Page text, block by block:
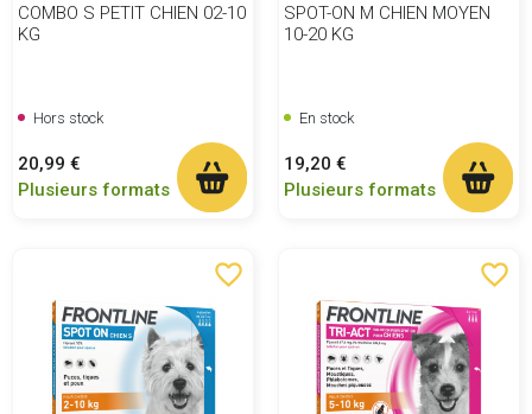
COMBO S PETIT CHIEN 02-10
KG
Hors stock
Prix
20,99 €
Plusieurs formats
SPOT-ON M CHIEN MOYEN
10-20 KG
En stock
Prix
19,20 €
Plusieurs formats
favorite_border favorite_border